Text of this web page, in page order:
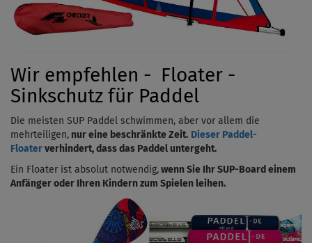
Wir empfehlen - Floater -
Sinkschutz für Paddel
Die meisten SUP Paddel schwimmen, aber vor allem die
mehrteiligen, nur eine beschränkte Zeit. Dieser Paddel-
Floater verhindert, dass das Paddel untergeht.
Ein Floater ist absolut notwendig, wenn Sie Ihr SUP-Board einem
Anfänger oder Ihren Kindern zum Spielen leihen.